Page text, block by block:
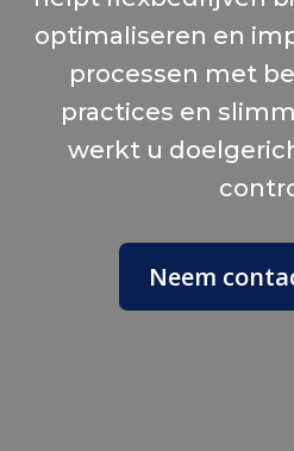
optimaliseren en
processen met
practices en
werkt u
Neem